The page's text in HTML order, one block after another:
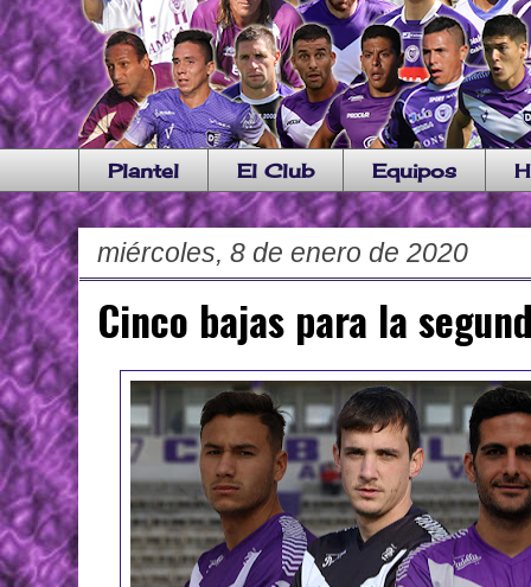
Plantel El Club Equipos
miércoles, 8 de enero de 2020
Cinco bajas para la